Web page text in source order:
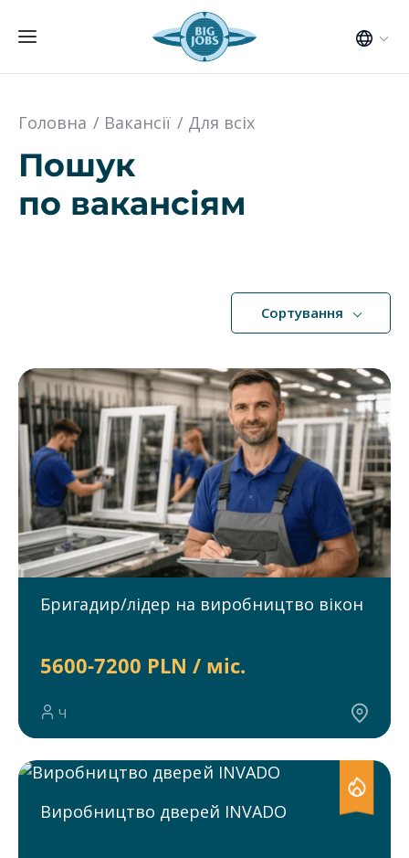
Головна Вакансії Для всіх
Пошук
по вакансіям
Сортування
Бригадир/лідер на виробництво вікон
5600-7200 PLN / міс.
Ч
Виробництво дверей INVADO